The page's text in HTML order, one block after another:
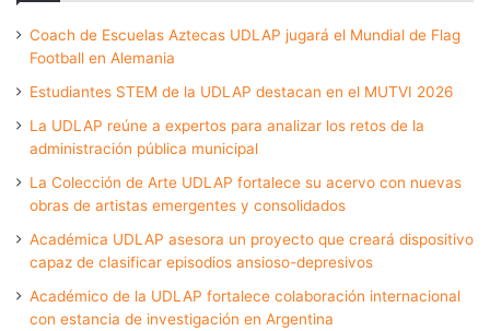
Coach de Escuelas Aztecas UDLAP jugará el Mundial de Flag
Football en Alemania
Estudiantes STEM de la UDLAP destacan en el MUTVI 2026
La UDLAP reúne a expertos para analizar los retos de la
administración pública municipal
La Colección de Arte UDLAP fortalece su acervo con nuevas
obras de artistas emergentes y consolidados
Académica UDLAP asesora un proyecto que creará dispositivo
capaz de clasificar episodios ansioso-depresivos
Académico de la UDLAP fortalece colaboración internacional
con estancia de investigación en Argentina